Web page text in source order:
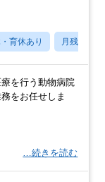
育休あり 月残業20
を行う動物病院
をお任せしま
…続きを読む